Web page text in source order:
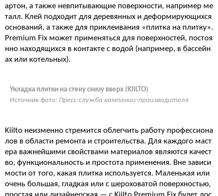
артон, а также невпитывающие поверхности, например ме
талл. Клей подходит для деревянных и деформирующихся
оснований, а также для приклеивания «плитка на плитку».
Premium Fix может применяться для поверхностей, постоя
нно находящихся в контакте с водой (например, в бассейн
ах или котельных).
Укладка плитки на стену снизу вверх (KIILTO)
Источник фото: Пресс-служба компании-производителя
Kiilto неизменно стремится облегчить работу профессиона
лов в области ремонта и строительства. Для каждого маст
ера важнейшими свойствами материалов являются качест
во, функциональность и простота применения. Вне зависи
мости от того, какая плитка используется. Маленькая или
очень большая, гладкая или с шероховатой поверхностью,